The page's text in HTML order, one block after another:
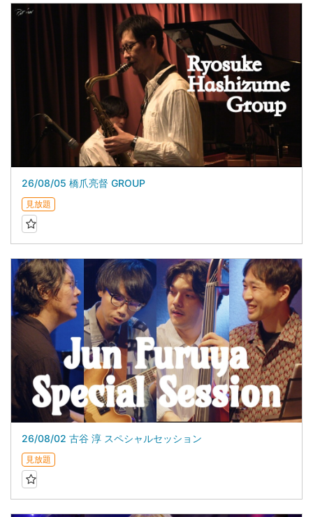
26/08/05 橋爪亮督 GROUP
見放題
26/08/02 古谷 淳 スペシャルセッション
見放題